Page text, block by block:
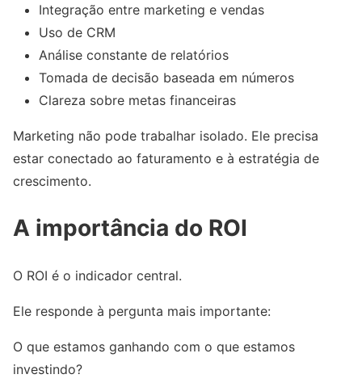
Integração entre marketing e vendas
Uso de CRM
Análise constante de relatórios
Tomada de decisão baseada em números
Clareza sobre metas financeiras
Marketing não pode trabalhar isolado. Ele precisa
estar conectado ao faturamento e à estratégia de
crescimento.
A importância do ROI
O ROI é o indicador central.
Ele responde à pergunta mais importante:
O que estamos ganhando com o que estamos
investindo?